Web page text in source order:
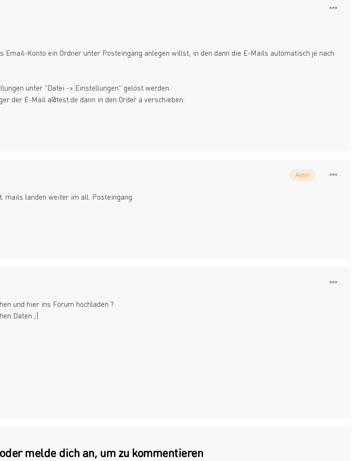
Email-Konto ein Ordner unter Posteingang anlegen willst, in den dann die E-Mails automatisch je nach
unter "Datei -> Einstellungen" gelöst werden.
der E-Mail a@test.de dann in den Order a verschieben.
Autor
mails landen weiter im all. Posteingang
und hier ins Forum hochladen ?
Daten ;)
melde dich an, um zu kommentieren